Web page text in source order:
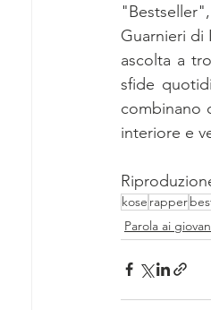
Guarnieri di
ascolta a
sfide
combinano
interiore e
kose rapper
Parola ai